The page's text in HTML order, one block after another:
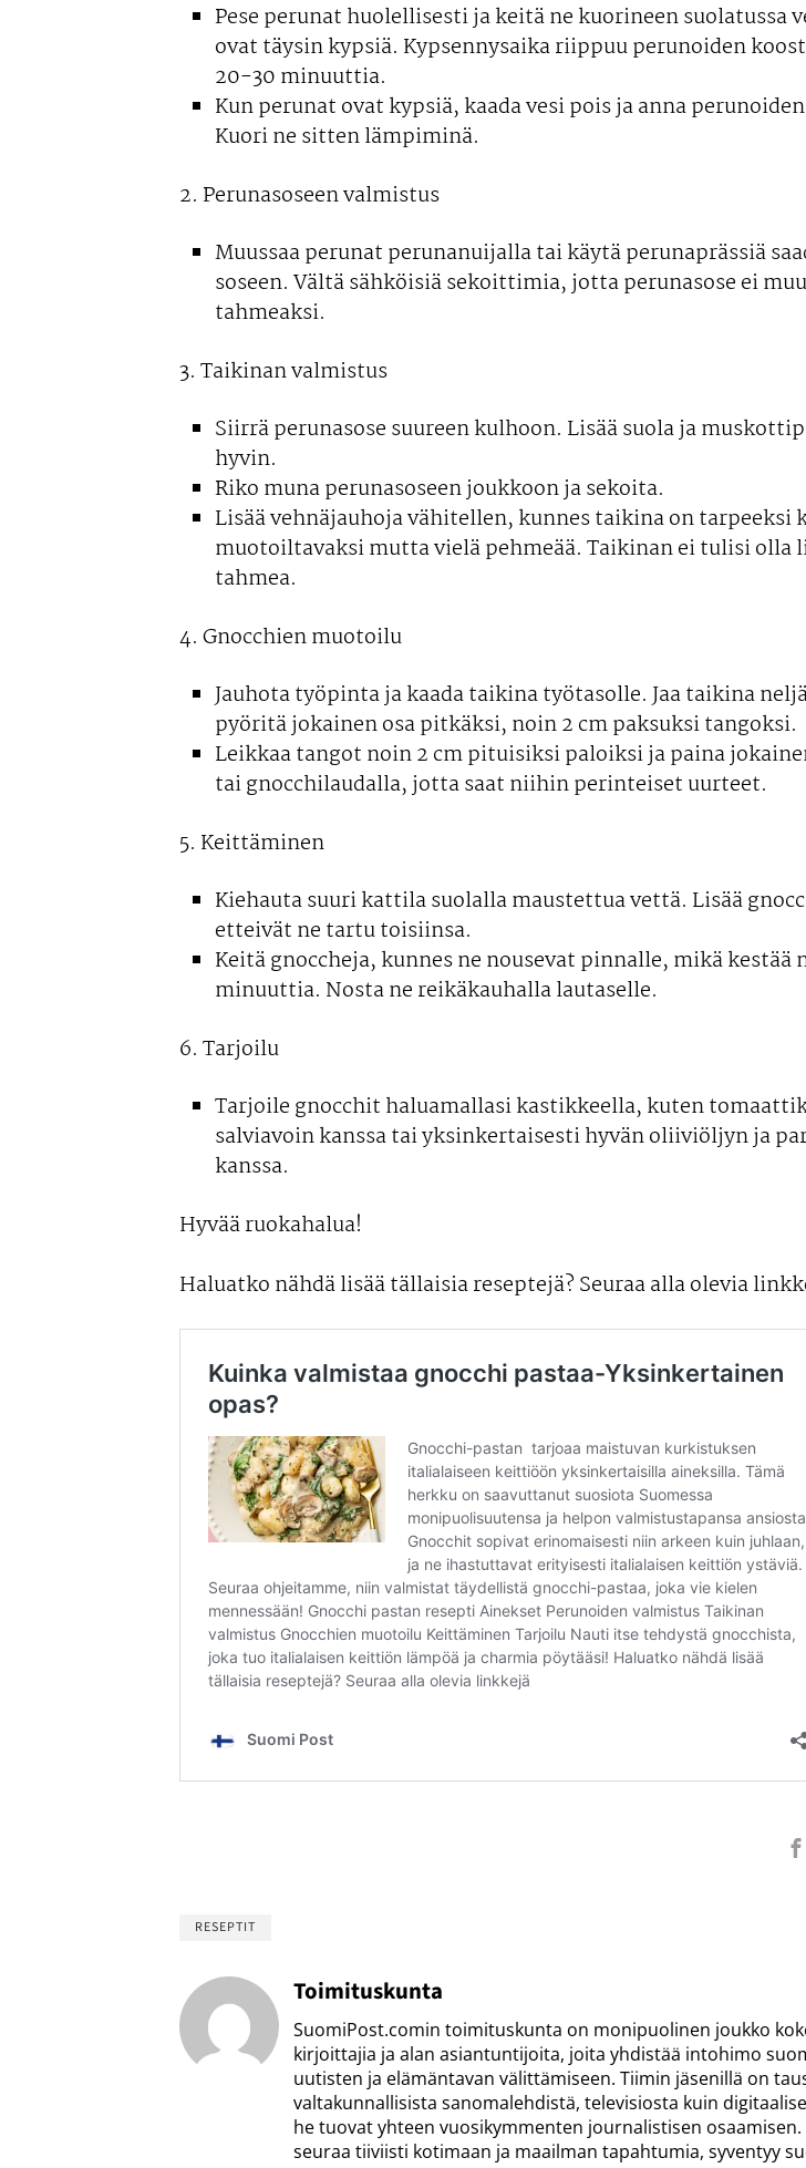
Pese perunat huolellisesti ja keitä ne kuorineen suolatussa
ovat täysin kypsiä. Kypsennysaika riippuu perunoiden
20-30 minuuttia.
Kun perunat ovat kypsiä, kaada vesi pois ja anna
Kuori ne sitten lämpiminä.
2. Perunasoseen valmistus
Muussaa perunat perunanuijalla tai käytä perunaprässiä
soseen. Vältä sähköisiä sekoittimia, jotta perunasose ei
tahmeaksi.
3. Taikinan valmistus
Siirrä perunasose suureen kulhoon. Lisää suola ja
hyvin.
Riko muna perunasoseen joukkoon ja sekoita.
Lisää vehnäjauhoja vähitellen, kunnes taikina on tarpeeksi
muotoiltavaksi mutta vielä pehmeää. Taikinan ei tulisi olla
tahmea.
4. Gnocchien muotoilu
Jauhota työpinta ja kaada taikina työtasolle. Jaa taikina
pyöritä jokainen osa pitkäksi, noin 2 cm paksuksi tangoksi.
Leikkaa tangot noin 2 cm pituisiksi paloiksi ja paina
tai gnocchilaudalla, jotta saat niihin perinteiset uurteet.
5. Keittäminen
Kiehauta suuri kattila suolalla maustettua vettä. Lisää
etteivät ne tartu toisiinsa.
Keitä gnoccheja, kunnes ne nousevat pinnalle, mikä kestää
minuuttia. Nosta ne reikäkauhalla lautaselle.
6. Tarjoilu
Tarjoile gnocchit haluamallasi kastikkeella, kuten
salviavoin kanssa tai yksinkertaisesti hyvän oliiviöljyn ja
kanssa.
Hyvää ruokahalua!
Haluatko nähdä lisää tällaisia reseptejä? Seuraa alla olevia
RESEPTIT
Toimituskunta
SuomiPost.comin toimituskunta on monipuolinen joukko
kirjoittajia ja alan asiantuntijoita, joita yhdistää intohimo
uutisten ja elämäntavan välittämiseen. Tiimin jäsenillä on
valtakunnallisista sanomalehdistä, televisiosta kuin
he tuovat yhteen vuosikymmenten journalistisen
seuraa tiiviisti kotimaan ja maailman tapahtumia, syventyy